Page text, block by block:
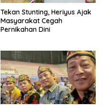
Tekan Stunting, Heriyus Ajak
Masyarakat Cegah
Pernikahan Dini